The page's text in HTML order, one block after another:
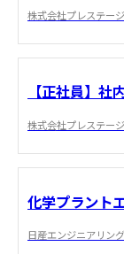
株式会社プレステー
【正社員】社
株式会社プレステー
化学プラント
日産エンジニアリン